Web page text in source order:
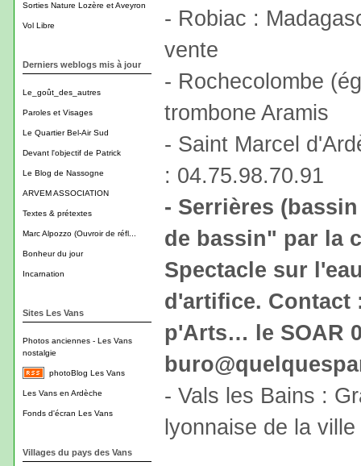
Sorties Nature Lozère et Aveyron
Vol Libre
Derniers weblogs mis à jour
Le_goût_des_autres
Paroles et Visages
Le Quartier Bel-Air Sud
Devant l'objectif de Patrick
Le Blog de Nassogne
ARVEM ASSOCIATION
Textes & prétextes
Marc Alpozzo (Ouvroir de réfl...
Bonheur du jour
Incarnation
Sites Les Vans
Photos anciennes - Les Vans
nostalgie
photoBlog Les Vans
Les Vans en Ardèche
Fonds d'écran Les Vans
Villages du pays des Vans
- Robiac :
vente
- Rochecolombe
trombone Aramis
- Saint Marcel
: 04.75.98.70.91
- Serrières
de bassin" par la
Spectacle sur
d'artifice. Contact
p'Arts… le SOAR
- Vals les Bains :
lyonnaise de la ville